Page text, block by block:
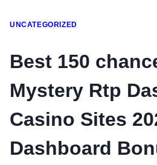
โทรศัพท์มือถือ
อุปกรณ์เสริมโทรศัพท์
สินค้าตามแบรนด์
UNCATEGORIZED
Best 150
Mystery Rtp
Casino Sites
Dashboard